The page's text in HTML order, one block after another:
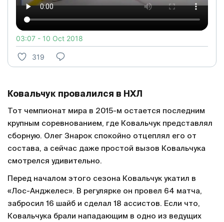
03:07 - 10 Oct 2018
319
Ковальчук провалился в НХЛ
Тот чемпионат мира в 2015-м остается последним
крупным соревнованием, где Ковальчук представлял
сборную. Олег Знарок спокойно отцеплял его от
состава, а сейчас даже простой вызов Ковальчука
смотрелся удивительно.
Перед началом этого сезона Ковальчук укатил в
«Лос-Анджелес». В регулярке он провел 64 матча,
забросил 16 шайб и сделал 18 ассистов. Если что,
Ковальчука брали нападающим в одно из ведущих